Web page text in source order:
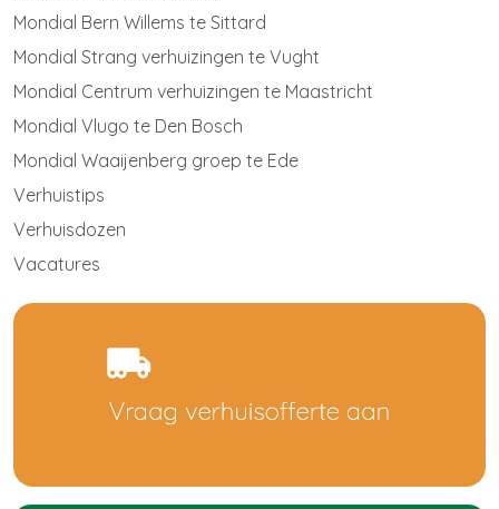
Mondial Bern Willems te Sittard
Mondial Strang verhuizingen te Vught
Mondial Centrum verhuizingen te Maastricht
Mondial Vlugo te Den Bosch
Mondial Waaijenberg groep te Ede
Verhuistips
Verhuisdozen
Vacatures